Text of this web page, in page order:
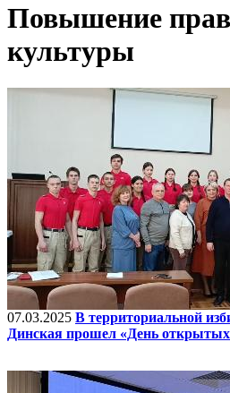
Повышение
культуры
07.03.2025 В территориальной
Динская прошел «День открытых